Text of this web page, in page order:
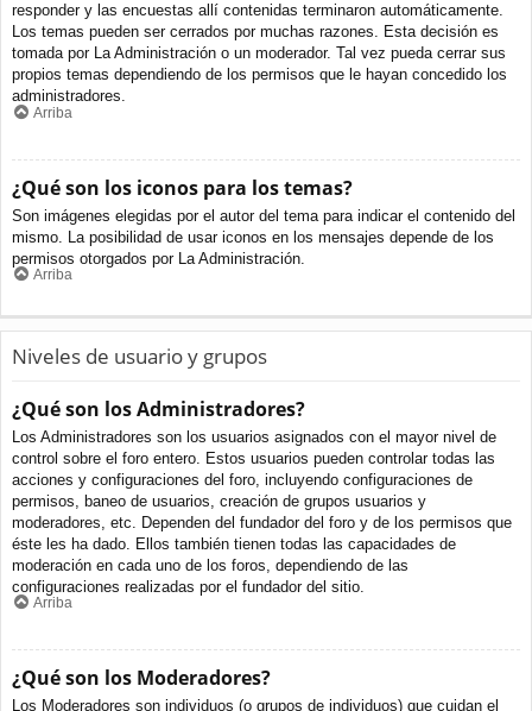
responder y las encuestas allí contenidas terminaron automáticamente.
Los temas pueden ser cerrados por muchas razones. Esta decisión es
tomada por La Administración o un moderador. Tal vez pueda cerrar sus
propios temas dependiendo de los permisos que le hayan concedido los
administradores.
Arriba
¿Qué son los iconos para los temas?
Son imágenes elegidas por el autor del tema para indicar el contenido del
mismo. La posibilidad de usar iconos en los mensajes depende de los
permisos otorgados por La Administración.
Arriba
Niveles de usuario y grupos
¿Qué son los Administradores?
Los Administradores son los usuarios asignados con el mayor nivel de
control sobre el foro entero. Estos usuarios pueden controlar todas las
acciones y configuraciones del foro, incluyendo configuraciones de
permisos, baneo de usuarios, creación de grupos usuarios y
moderadores, etc. Dependen del fundador del foro y de los permisos que
éste les ha dado. Ellos también tienen todas las capacidades de
moderación en cada uno de los foros, dependiendo de las
configuraciones realizadas por el fundador del sitio.
Arriba
¿Qué son los Moderadores?
Los Moderadores son individuos (o grupos de individuos) que cuidan el